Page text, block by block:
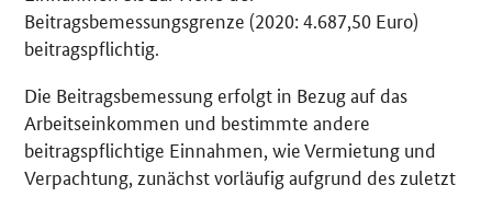
Beitragsbemessungsgrenze (2020: 4.687,50 Euro)
beitragspflichtig.
Die Beitragsbemessung erfolgt in Bezug auf das
Arbeitseinkommen und bestimmte andere
beitragspflichtige Einnahmen, wie Vermietung und
Verpachtung, zunächst vorläufig aufgrund des zuletzt